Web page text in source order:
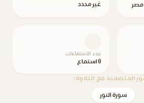
مصر غير محدد
عدد الاستماعات
0 استماع
المتضمنة في التلاوة:
سورة النور